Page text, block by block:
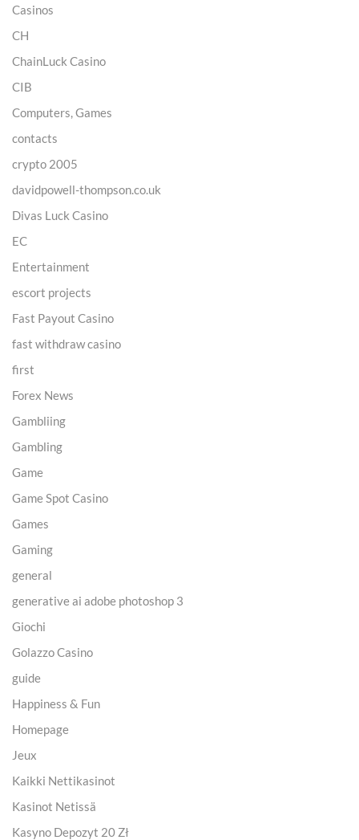
Casinos
CH
ChainLuck Casino
CIB
Computers, Games
contacts
crypto 2005
davidpowell-thompson.co.uk
Divas Luck Casino
EC
Entertainment
escort projects
Fast Payout Casino
fast withdraw casino
first
Forex News
Gambliing
Gambling
Game
Game Spot Casino
Games
Gaming
general
generative ai adobe photoshop 3
Giochi
Golazzo Casino
guide
Happiness & Fun
Homepage
Jeux
Kaikki Nettikasinot
Kasinot Netissä
Kasyno Depozyt 20 Zł